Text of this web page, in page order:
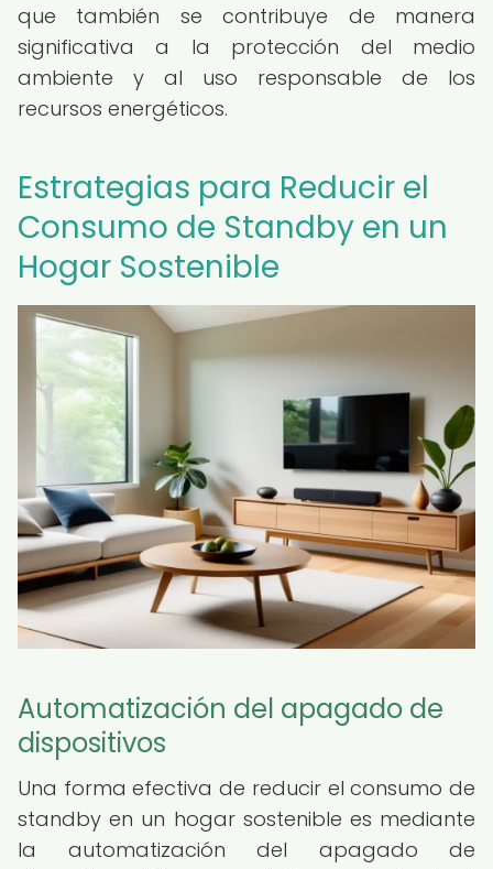
que también se contribuye de manera
significativa a la protección del medio
ambiente y al uso responsable de los
recursos energéticos.
Estrategias para Reducir el
Consumo de Standby en un
Hogar Sostenible
Automatización del apagado de
dispositivos
Una forma efectiva de reducir el consumo de
standby en un hogar sostenible es mediante
la automatización del apagado de